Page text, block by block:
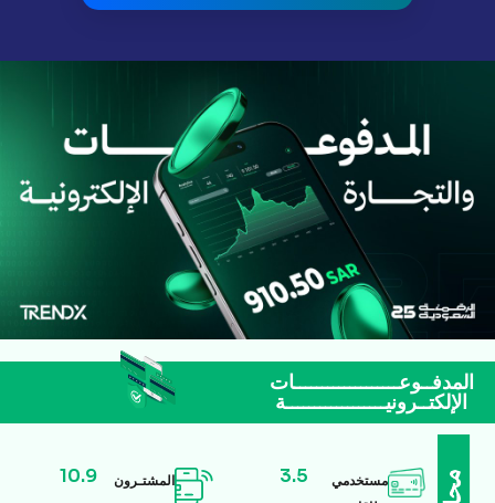
المدفــوعـــــــــــــــــــات
الإلكتــرونيــــــــــــــــــة
مستخدمي
3.5
المشتـرون
10.9